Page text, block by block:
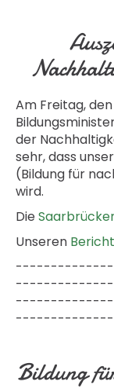
Am Freitag,
der
sehr, dass
(Bildung für
wird.
Die
Unseren
Bildung